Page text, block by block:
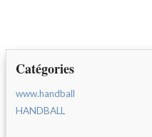
Catégories
www.handball
HANDBALL